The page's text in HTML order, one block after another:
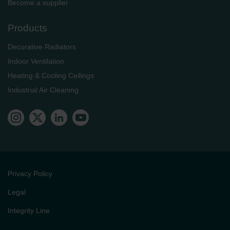
Become a supplier
Products
Decorative Radiators
Indoor Ventilation
Heating & Cooling Ceilings
Industrial Air Cleaning
Privacy Policy
Legal
Integrity Line